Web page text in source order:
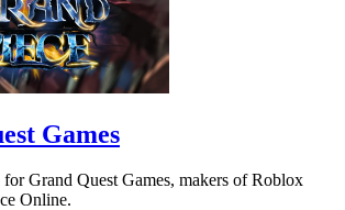
Games
Grand Quest Games, makers of Roblox
Online.